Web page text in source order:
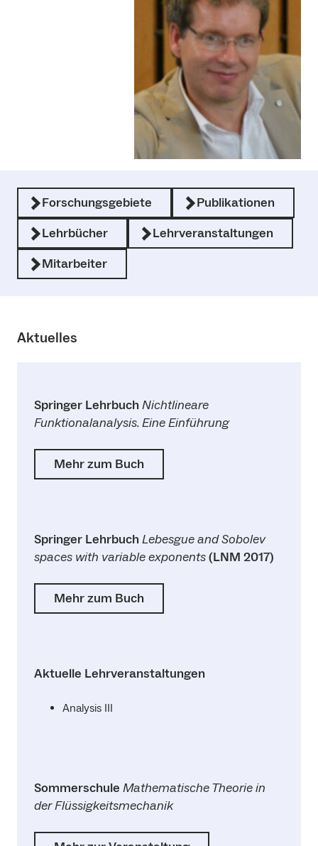
Forschungsgebiete
Publikationen
Lehrbücher
Lehrveranstaltungen
Mitarbeiter
Aktuelles
Springer LehrbuchNichtlineare
Funktionalanalysis. Eine Einführung
Mehr zum Buch
Springer LehrbuchLebesgue and Sobolev
spaces with variable exponents(LNM 2017)
Mehr zum Buch
Aktuelle Lehrveranstaltungen
Analysis III
Sommerschule Mathematische Theorie in
der Flüssigkeitsmechanik